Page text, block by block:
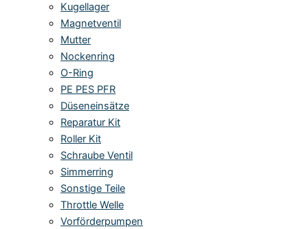
Kugellager
Magnetventil
Mutter
Nockenring
O-Ring
PE PES PFR
Düseneinsätze
Reparatur Kit
Roller Kit
Schraube Ventil
Simmerring
Sonstige Teile
Throttle Welle
Vorförderpumpen